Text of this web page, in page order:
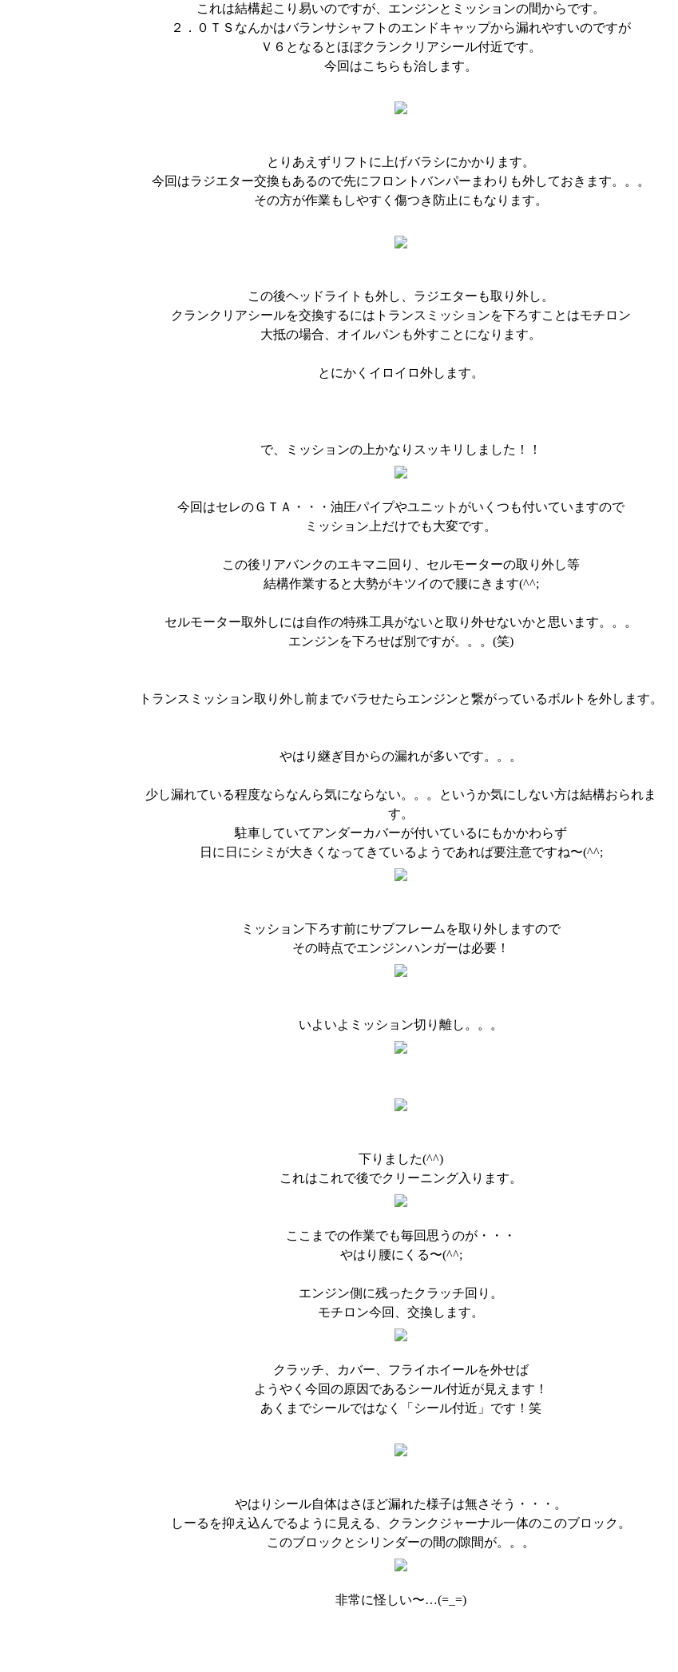
これは結構起こり易いのですが、エンジンとミッションの間からです。
２．０ＴＳなんかはバランサシャフトのエンドキャップから漏れやすいのですが
Ｖ６となるとほぼクランクリアシール付近です。
今回はこちらも治します。
とりあえずリフトに上げバラシにかかります。
今回はラジエター交換もあるので先にフロントバンパーまわりも外しておきます。。。
その方が作業もしやすく傷つき防止にもなります。
この後ヘッドライトも外し、ラジエターも取り外し。
クランクリアシールを交換するにはトランスミッションを下ろすことはモチロン
大抵の場合、オイルパンも外すことになります。
とにかくイロイロ外します。
で、ミッションの上かなりスッキリしました！！
今回はセレのＧＴＡ・・・油圧パイプやユニットがいくつも付いていますので
ミッション上だけでも大変です。
この後リアバンクのエキマニ回り、セルモーターの取り外し等
結構作業すると大勢がキツイので腰にきます(^^;
セルモーター取外しには自作の特殊工具がないと取り外せないかと思います。。。
エンジンを下ろせば別ですが。。。(笑)
トランスミッション取り外し前までバラせたらエンジンと繋がっているボルトを外します。
やはり継ぎ目からの漏れが多いです。。。
少し漏れている程度ならなんら気にならない。。。というか気にしない方は結構おられま
す。
駐車していてアンダーカバーが付いているにもかかわらず
日に日にシミが大きくなってきているようであれば要注意ですね〜(^^;
ミッション下ろす前にサブフレームを取り外しますので
その時点でエンジンハンガーは必要！
いよいよミッション切り離し。。。
下りました(^^)
これはこれで後でクリーニング入ります。
ここまでの作業でも毎回思うのが・・・
やはり腰にくる〜(^^;
エンジン側に残ったクラッチ回り。
モチロン今回、交換します。
クラッチ、カバー、フライホイールを外せば
ようやく今回の原因であるシール付近が見えます！
あくまでシールではなく「シール付近」です！笑
やはりシール自体はさほど漏れた様子は無さそう・・・。
しーるを抑え込んでるように見える、クランクジャーナル一体のこのブロック。
このブロックとシリンダーの間の隙間が。。。
非常に怪しい〜…(=_=)